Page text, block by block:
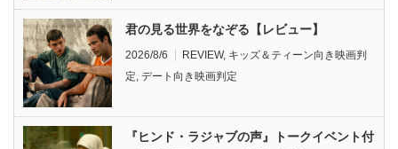
君の見る世界をなぞる【レビュー】
2026/8/6 REVIEW, キッズ＆ティーン向き映画判
定, デート向き映画判定
『ヒンド・ラジャブの声』トークイベント付